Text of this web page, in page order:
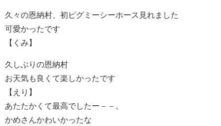
久々の恩納村、初ピグミーシーホース見れました
可愛かったです
【くみ】
久しぶりの恩納村
お天気も良くて楽しかったです
【えり】
あたたかくて最高でしたー－－。
かめさんかわいかったな